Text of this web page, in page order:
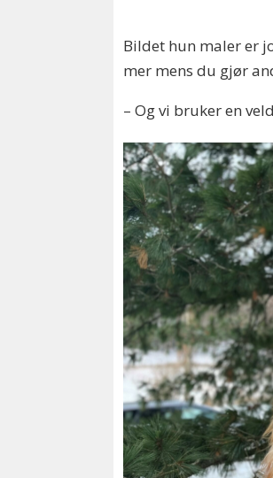
Bildet hun maler er
mer mens du gjør
– Og vi bruker en